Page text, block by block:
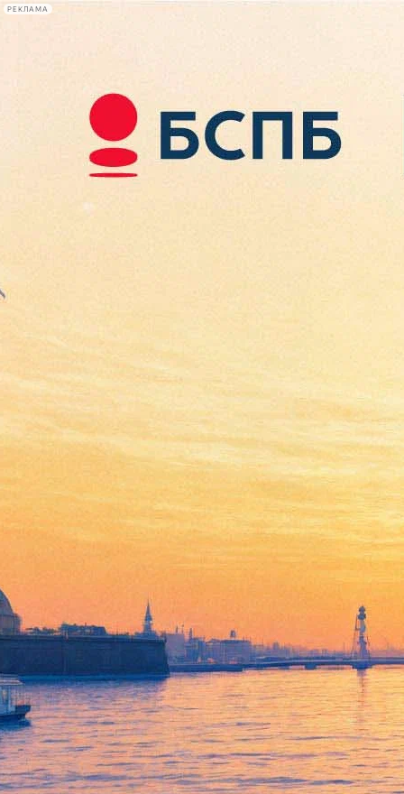
РЕКЛАМА
Сегодня:
2026.08.09
14:33
Афиша Plus
Януш Леон Вишневский
представит в Петербурге